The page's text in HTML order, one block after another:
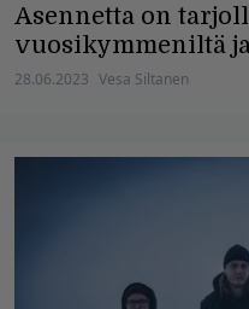
Asennetta on
vuosikymmeniltä
28.06.2023 Vesa Siltanen